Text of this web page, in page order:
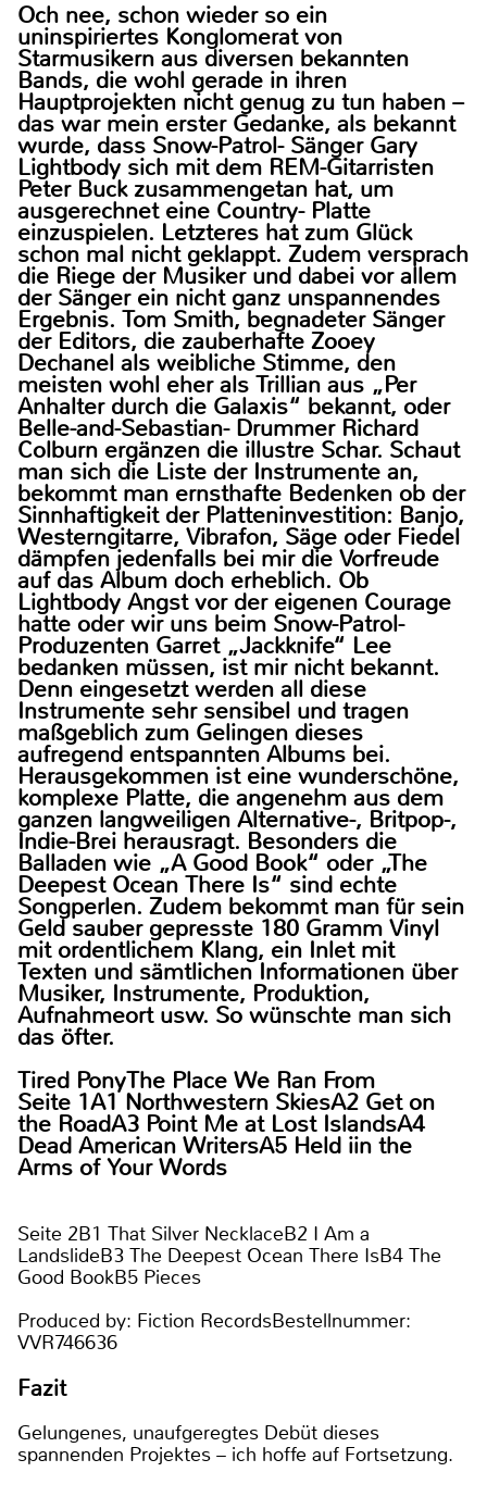
Och nee, schon wieder so ein
uninspiriertes Konglomerat von
Starmusikern aus diversen bekannten
Bands, die wohl gerade in ihren
Hauptprojekten nicht genug zu tun haben –
das war mein erster Gedanke, als bekannt
wurde, dass Snow-Patrol- Sänger Gary
Lightbody sich mit dem REM-Gitarristen
Peter Buck zusammengetan hat, um
ausgerechnet eine Country- Platte
einzuspielen. Letzteres hat zum Glück
schon mal nicht geklappt. Zudem versprach
die Riege der Musiker und dabei vor allem
der Sänger ein nicht ganz unspannendes
Ergebnis. Tom Smith, begnadeter Sänger
der Editors, die zauberhafte Zooey
Dechanel als weibliche Stimme, den
meisten wohl eher als Trillian aus „Per
Anhalter durch die Galaxis“ bekannt, oder
Belle-and-Sebastian- Drummer Richard
Colburn ergänzen die illustre Schar. Schaut
man sich die Liste der Instrumente an,
bekommt man ernsthafte Bedenken ob der
Sinnhaftigkeit der Platteninvestition: Banjo,
Westerngitarre, Vibrafon, Säge oder Fiedel
dämpfen jedenfalls bei mir die Vorfreude
auf das Album doch erheblich. Ob
Lightbody Angst vor der eigenen Courage
hatte oder wir uns beim Snow-Patrol-
Produzenten Garret „Jackknife“ Lee
bedanken müssen, ist mir nicht bekannt.
Denn eingesetzt werden all diese
Instrumente sehr sensibel und tragen
maßgeblich zum Gelingen dieses
aufregend entspannten Albums bei.
Herausgekommen ist eine wunderschöne,
komplexe Platte, die angenehm aus dem
ganzen langweiligen Alternative-, Britpop-,
Indie-Brei herausragt. Besonders die
Balladen wie „A Good Book“ oder „The
Deepest Ocean There Is“ sind echte
Songperlen. Zudem bekommt man für sein
Geld sauber gepresste 180 Gramm Vinyl
mit ordentlichem Klang, ein Inlet mit
Texten und sämtlichen Informationen über
Musiker, Instrumente, Produktion,
Aufnahmeort usw. So wünschte man sich
das öfter.
Tired PonyThe Place We Ran From
Seite 1A1 Northwestern SkiesA2 Get on
the RoadA3 Point Me at Lost IslandsA4
Dead American WritersA5 Held iin the
Arms of Your Words
Seite 2B1 That Silver NecklaceB2 I Am a
LandslideB3 The Deepest Ocean There IsB4 The
Good BookB5 Pieces
Produced by: Fiction RecordsBestellnummer:
VVR746636
Fazit
Gelungenes, unaufgeregtes Debüt dieses
spannenden Projektes – ich hoffe auf Fortsetzung.